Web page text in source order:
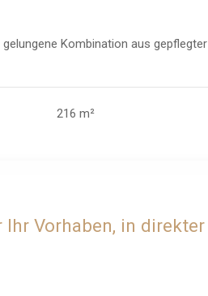
Kombination aus gepflegter
216 m²
Vorhaben, in